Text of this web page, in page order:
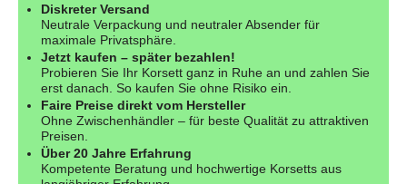
Diskreter Versand
Neutrale Verpackung und neutraler Absender für
maximale Privatsphäre.
Jetzt kaufen – später bezahlen!
Probieren Sie Ihr Korsett ganz in Ruhe an und zahlen Sie
erst danach. So kaufen Sie ohne Risiko ein.
Faire Preise direkt vom Hersteller
Ohne Zwischenhändler – für beste Qualität zu attraktiven
Preisen.
Über 20 Jahre Erfahrung
Kompetente Beratung und hochwertige Korsetts aus